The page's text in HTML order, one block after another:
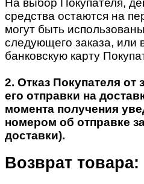
средства остаются на
могут быть
следующего заказа, или
банковскую карту
2. Отказ Покупателя от
его отправки на
момента получения
номером об отправке
доставки).
Возврат товара: